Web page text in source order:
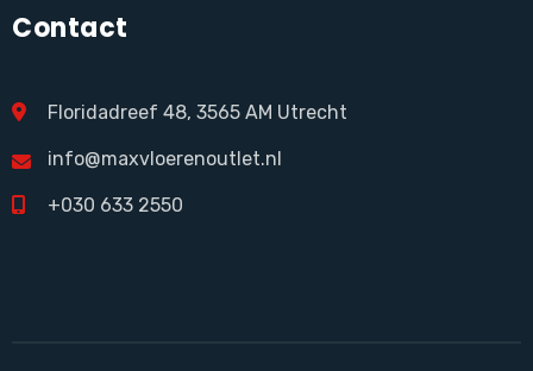
Contact
Floridadreef 48, 3565 AM Utrecht
info@maxvloerenoutlet.nl
+030 633 2550